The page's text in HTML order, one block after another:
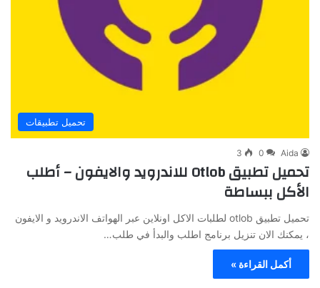
تحميل تطبيقات
Aida
0
3
تحميل تطبيق Otlob للاندرويد والايفون – أطلب
الأكل ببساطة
تحميل تطبيق otlob لطلبات الاكل اونلاين عبر الهواتف الاندرويد و الايفون
، يمكنك الان تنزيل برنامج اطلب والبدأ في طلب…
أكمل القراءة »